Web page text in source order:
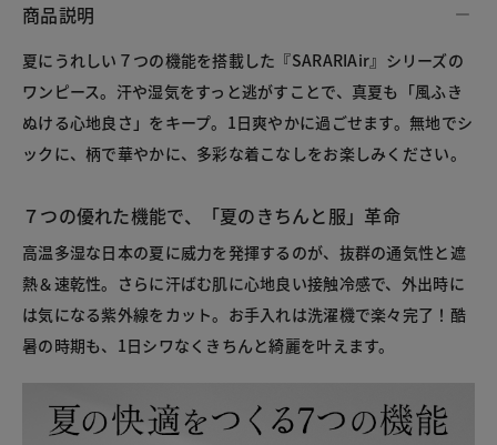
商品説明
夏にうれしい７つの機能を搭載した『SARARIAir』シリーズの
ワンピース。汗や湿気をすっと逃がすことで、真夏も「風ふき
ぬける心地良さ」をキープ。1日爽やかに過ごせます。無地でシ
ックに、柄で華やかに、多彩な着こなしをお楽しみください。
７つの優れた機能で、「夏のきちんと服」革命
高温多湿な日本の夏に威力を発揮するのが、抜群の通気性と遮
熱＆速乾性。さらに汗ばむ肌に心地良い接触冷感で、外出時に
は気になる紫外線をカット。お手入れは洗濯機で楽々完了！酷
暑の時期も、1日シワなくきちんと綺麗を叶えます。